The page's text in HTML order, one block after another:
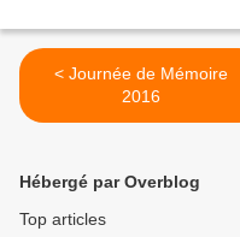
< Journée de Mémoire
2016
Hébergé par Overblog
Top articles